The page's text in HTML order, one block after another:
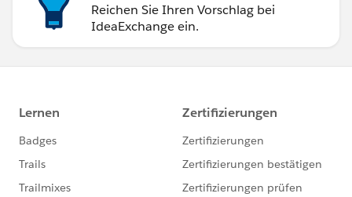
Reichen Sie Ihren Vorschlag bei
IdeaExchange ein.